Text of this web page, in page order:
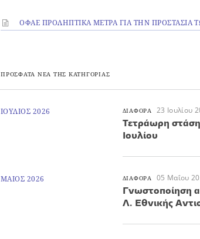
ΟΦΑΕ ΠΡΟΛΗΠΤΙΚΑ ΜΕΤΡΑ ΓΙΑ ΤΗΝ ΠΡΟΣΤΑΣΙΑ
ΠΡΟΣΦΑΤΑ ΝΕΑ ΤΗΣ ΚΑΤΗΓΟΡΙΑΣ
ΙΟΥΛΙΟΣ 2026 ΔΙΑΦΟΡΑ 23 Ιουλίου
Τετράωρη στάση
Ιουλίου
ΜΑΙΟΣ 2026 ΔΙΑΦΟΡΑ 05 Μαΐου
Γνωστοποίηση
Λ. Εθνικής